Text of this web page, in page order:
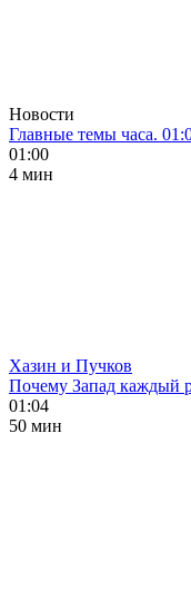
Новости
Главные темы часа.
01:00
4 мин
Хазин и Пучков
Почему Запад каждый
01:04
50 мин